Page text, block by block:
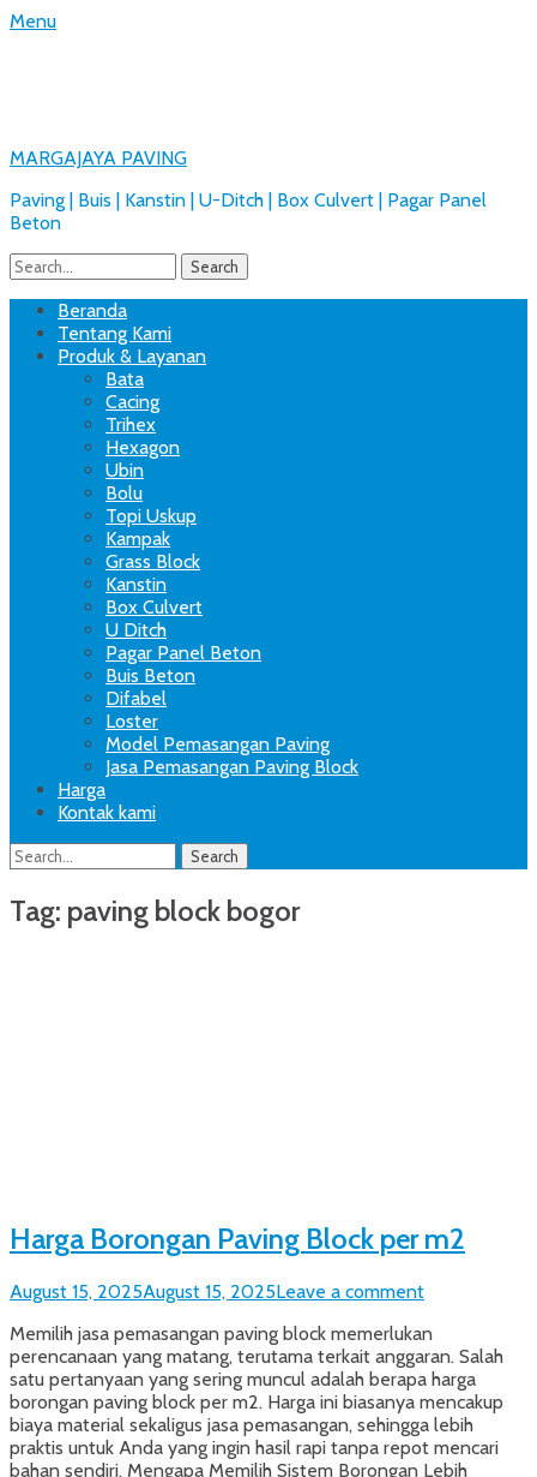
Menu
MARGAJAYA PAVING
Paving | Buis | Kanstin | U-Ditch | Box Culvert | Pagar Panel
Beton
Search
for:
Primary
Menu
Skip
content
Beranda
Tentang Kami
Produk & Layanan
Bata
Cacing
Trihex
Hexagon
Ubin
Bolu
Topi Uskup
Kampak
Grass Block
Kanstin
Box Culvert
U Ditch
Pagar Panel Beton
Buis Beton
Difabel
Loster
Model Pemasangan Paving
Jasa Pemasangan Paving Block
Harga
Kontak kami
Search
Search
for:
Tag: paving block bogor
Harga Borongan Paving Block per m2
Posted
August 15, 2025August 15, 2025Leave a comment
Memilih jasa pemasangan paving block memerlukan
perencanaan yang matang, terutama terkait anggaran. Salah
satu pertanyaan yang sering muncul adalah berapa harga
borongan paving block per m2. Harga ini biasanya mencakup
biaya material sekaligus jasa pemasangan, sehingga lebih
praktis untuk Anda yang ingin hasil rapi tanpa repot mencari
bahan sendiri. Mengapa Memilih Sistem Borongan Lebih